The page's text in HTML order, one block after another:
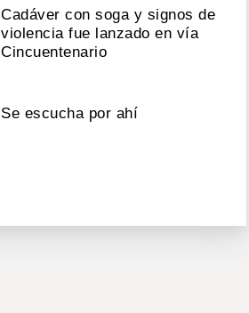
Cadáver con soga y signos de
violencia fue lanzado en vía
Cincuentenario
Se escucha por ahí